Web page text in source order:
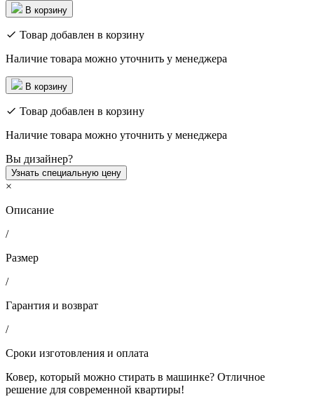
В корзину
Товар добавлен в корзину
Наличие товара можно уточнить у менеджера
В корзину
Товар добавлен в корзину
Наличие товара можно уточнить у менеджера
Вы дизайнер?
Узнать специальную цену
×
Описание
/
Размер
/
Гарантия и возврат
/
Сроки изготовления и оплата
Ковер, который можно стирать в машинке? Отличное
решение для современной квартиры!